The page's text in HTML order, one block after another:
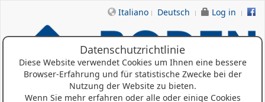
Datenschutzrichtlinie
Diese Website verwendet Cookies um Ihnen eine bessere
Browser-Erfahrung und für statistische Zwecke bei der
Nutzung der Website zu bieten.
Wenn Sie mehr erfahren oder alle oder einige Cookies
Italiano Deutsch Log in